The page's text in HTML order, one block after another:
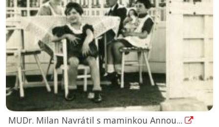
MUDr. Milan Navrátil s maminkou Annou...